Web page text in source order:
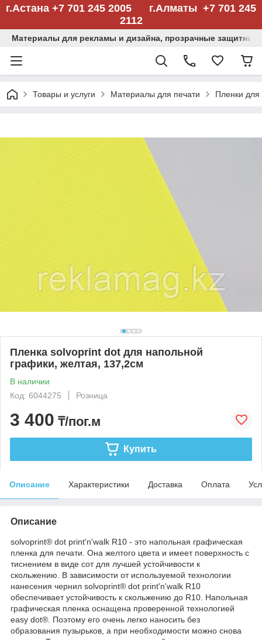
г.Астана +7 701 245 2005 г.Алматы +7 701 245
2112
Материалы для рекламы и дизайна, прозрачные защитные
Товары и услуги Материалы для печати Пленки для
Пленка solvoprint dot для напольной
графики, желтая, 137,2см
В наличии
Код: 6044275
Розница
3 400 ₸/пог.м
Купить
Описание Характеристики Доставка Оплата
Описание
solvoprint® dot print'n'walk R10 - это напольная графическая
пленка для печати. Она желтого цвета и имеет поверхность с
тиснением в виде сот для лучшей устойчивости к
скольжению. В зависимости от используемой технологии
нанесения чернил solvoprint® dot print'n'walk R10
обеспечивает устойчивость к скольжению до R10. Напольная
графическая пленка оснащена проверенной технологией
easy dot®. Поэтому его очень легко наносить без
образования пузырьков, а при необходимости можно снова